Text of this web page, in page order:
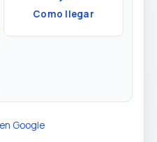
Como llegar
Google